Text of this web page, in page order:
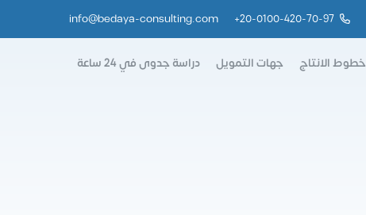
20-0100-420-70-97
+
info@bedaya-consulting.com
خطوط الانتاج جهات التمويل دراسة جدوى في 24 ساعة